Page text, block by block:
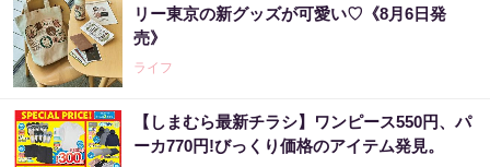
リー東京の新グッズが可愛い♡《8月6日発
売》
ライフ
【しまむら最新チラシ】ワンピース550円、パ
ーカ770円!びっくり価格のアイテム発見。